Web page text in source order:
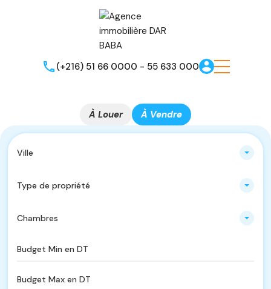
(+216) 51 66 0000 - 55 633 000
À Louer À Vendre
Ville
Type de propriété
Chambres